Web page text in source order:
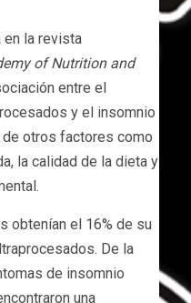
en la revista
of Nutrition and
entre el
y el insomnio
otros factores como
la calidad de la dieta y
obtenían el 16% de su
De la
de insomnio
una